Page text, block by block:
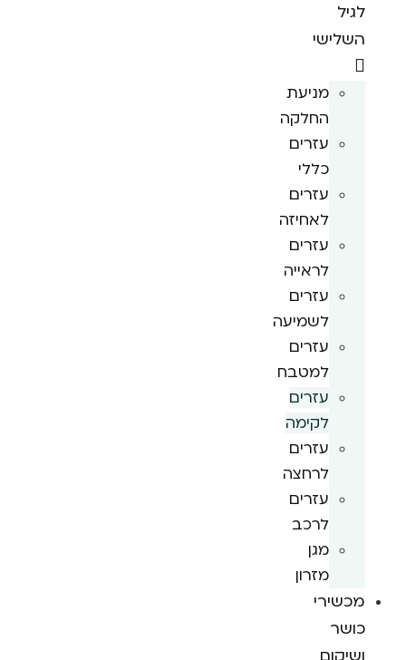
לגיל
השלישי
מניעת
החלקה
עזרים
כללי
עזרים
לאחיזה
עזרים
לראייה
עזרים
לשמיעה
עזרים
למטבח
עזרים
לקימה
עזרים
לרחצה
עזרים
לרכב
מגן
מזרון
מכשירי
כושר
ושיקום